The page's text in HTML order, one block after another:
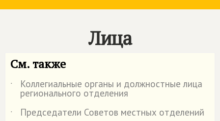
Контакты
Лица
См. также
˙ Коллегиальные органы и должностные лица
регионального отделения
˙
Председатели Советов местных отделений